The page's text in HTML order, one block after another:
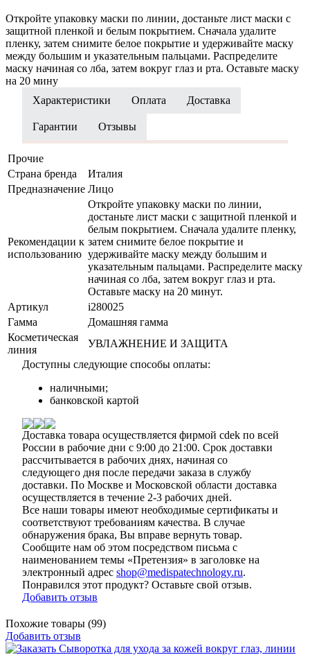
Откройте упаковку маски по линии, достаньте лист маски с
защитной пленкой и белым покрытием. Сначала удалите
пленку, затем снимите белое покрытие и удерживайте маску
между большим и указательным пальцами. Распределите
маску начиная со лба, затем вокруг глаз и рта. Оставьте маску
на 20 мину
Характеристики
Оплата Доставка
Гарантии Отзывы
Прочие
Страна бренда
Италия
Предназначение Лицо
Рекомендации к
использованию
Откройте упаковку маски по линии,
достаньте лист маски с защитной пленкой и
белым покрытием. Сначала удалите пленку,
затем снимите белое покрытие и
удерживайте маску между большим и
указательным пальцами. Распределите маску
начиная со лба, затем вокруг глаз и рта.
Оставьте маску на 20 минут.
Артикул
i280025
Гамма
Домашняя гамма
Косметическая
линия
УВЛАЖНЕНИЕ И ЗАЩИТА
Доступны следующие способы оплаты:
наличными;
банковской картой
Доставка товара осуществляется фирмой cdek по всей
России в рабочие дни с 9:00 до 21:00. Срок доставки
рассчитывается в рабочих днях, начиная со
следующего дня после передачи заказа в службу
доставки. По Москве и Московской области доставка
осуществляется в течение 2-3 рабочих дней.
Все наши товары имеют необходимые сертификаты и
соответствуют требованиям качества. В случае
обнаружения брака, Вы вправе вернуть товар.
Сообщите нам об этом посредством письма с
наименованием темы «Претензия» в заголовке на
электронный адрес shop@medispatechnology.ru.
Понравился этот продукт? Оставьте свой отзыв.
Добавить отзыв
Похожие товары (99)
Добавить отзыв